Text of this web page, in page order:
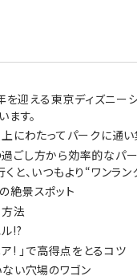
迎える東京ディズニー
ます。
にわたってパークに通い
ごし方から効率的なパー
と、いつもより“ワンラ
絶景スポット
法
!?
ア! 」で高得点をとるコツ
い穴場のワゴン